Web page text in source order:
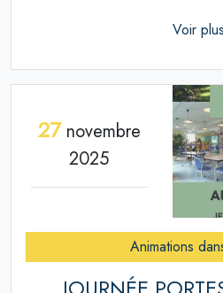
Voir plus
27novembre
2025
Animations